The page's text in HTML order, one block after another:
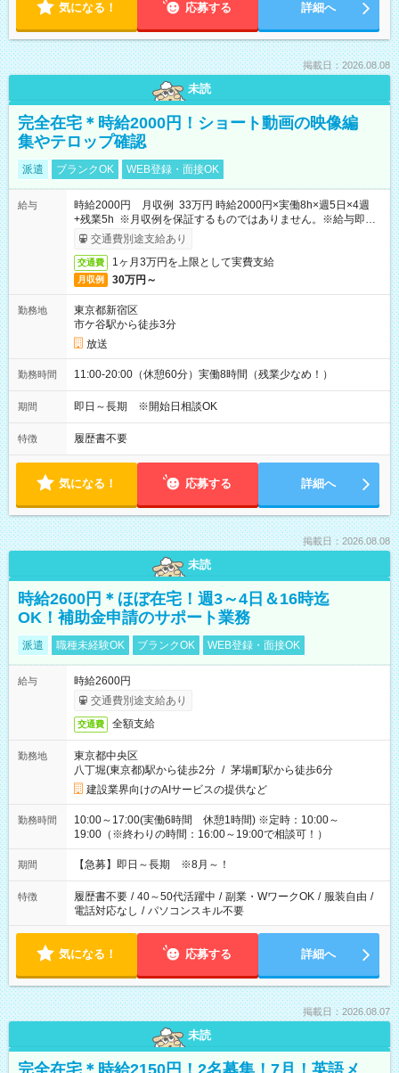
気になる！ 応募する 詳細へ
掲載日：2026.08.08
未読
完全在宅＊時給2000円！ショート動画の映像編
集やテロップ確認
派遣 ブランクOK WEB登録・面接OK
給与
時給2000円 月収例 33万円 時給2000円×実働8h×週5日×4週
+残業5h ※月収例を保証するものではありません。※給与即受
取りサービス利用可（利用条件有）
交通費別途支給あり
交通費 1ヶ月3万円を上限として実費支給
月収例 30万円～
勤務地
東京都新宿区
市ケ谷駅から徒歩3分
放送
勤務時間 11:00-20:00（休憩60分）実働8時間（残業少なめ！）
期間 即日～長期 ※開始日相談OK
特徴 履歴書不要
気になる！ 応募する 詳細へ
掲載日：2026.08.08
未読
時給2600円＊ほぼ在宅！週3～4日＆16時迄
OK！補助金申請のサポート業務
派遣 職種未経験OK ブランクOK WEB登録・面接OK
給与
時給2600円
交通費別途支給あり
交通費 全額支給
勤務地
東京都中央区
八丁堀(東京都)駅から徒歩2分 / 茅場町駅から徒歩6分
建設業界向けのAIサービスの提供など
勤務時間
10:00～17:00(実働6時間 休憩1時間) ※定時：10:00～
19:00（※終わりの時間：16:00～19:00で相談可！）
期間 【急募】即日～長期 ※8月～！
特徴 履歴書不要 / 40～50代活躍中 / 副業・WワークOK / 服装自由 /
電話対応なし / パソコンスキル不要
気になる！ 応募する 詳細へ
掲載日：2026.08.07
未読
完全在宅＊時給2150円！2名募集！7月！英語メ